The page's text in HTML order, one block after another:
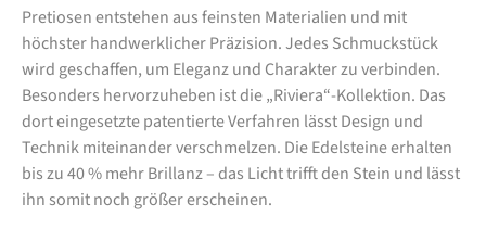
Pretiosen entstehen aus feinsten Materialien und mit
höchster handwerklicher Präzision. Jedes Schmuckstück
wird geschaffen, um Eleganz und Charakter zu verbinden.
Besonders hervorzuheben ist die „Riviera“-Kollektion. Das
dort eingesetzte patentierte Verfahren lässt Design und
Technik miteinander verschmelzen. Die Edelsteine erhalten
bis zu 40 % mehr Brillanz – das Licht trifft den Stein und lässt
ihn somit noch größer erscheinen.